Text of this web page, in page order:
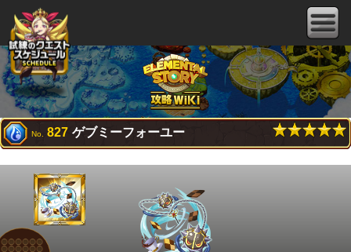
No. 827 ゲブミーフォーユー